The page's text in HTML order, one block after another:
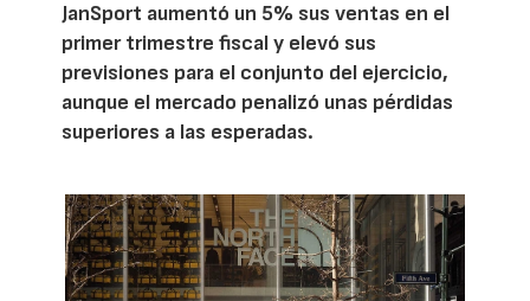
JanSport aumentó un 5% sus ventas en el
primer trimestre fiscal y elevó sus
previsiones para el conjunto del ejercicio,
aunque el mercado penalizó unas pérdidas
superiores a las esperadas.